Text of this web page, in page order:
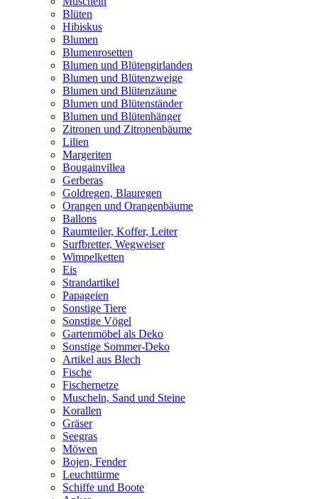
Blüten
Hibiskus
Blumen
Blumenrosetten
Blumen und Blütengirlanden
Blumen und Blütenzweige
Blumen und Blütenzäune
Blumen und Blütenständer
Blumen und Blütenhänger
Zitronen und Zitronenbäume
Lilien
Margeriten
Bougainvillea
Gerberas
Goldregen, Blauregen
Orangen und Orangenbäume
Ballons
Raumteiler, Koffer, Leiter
Surfbretter, Wegweiser
Wimpelketten
Eis
Strandartikel
Papageien
Sonstige Tiere
Sonstige Vögel
Gartenmöbel als Deko
Sonstige Sommer-Deko
Artikel aus Blech
Fische
Fischernetze
Muscheln, Sand und Steine
Korallen
Gräser
Seegras
Möwen
Bojen, Fender
Leuchttürme
Schiffe und Boote